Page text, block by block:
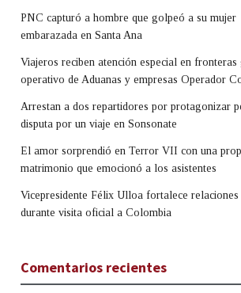
PNC capturó a hombre que golpeó a su mujer
embarazada en Santa Ana
Viajeros reciben atención especial en fronteras
operativo de Aduanas y empresas Operador
Arrestan a dos repartidores por protagonizar
disputa por un viaje en Sonsonate
El amor sorprendió en Terror VII con una
matrimonio que emocionó a los asistentes
Vicepresidente Félix Ulloa fortalece relaciones
durante visita oficial a Colombia
Comentarios recientes